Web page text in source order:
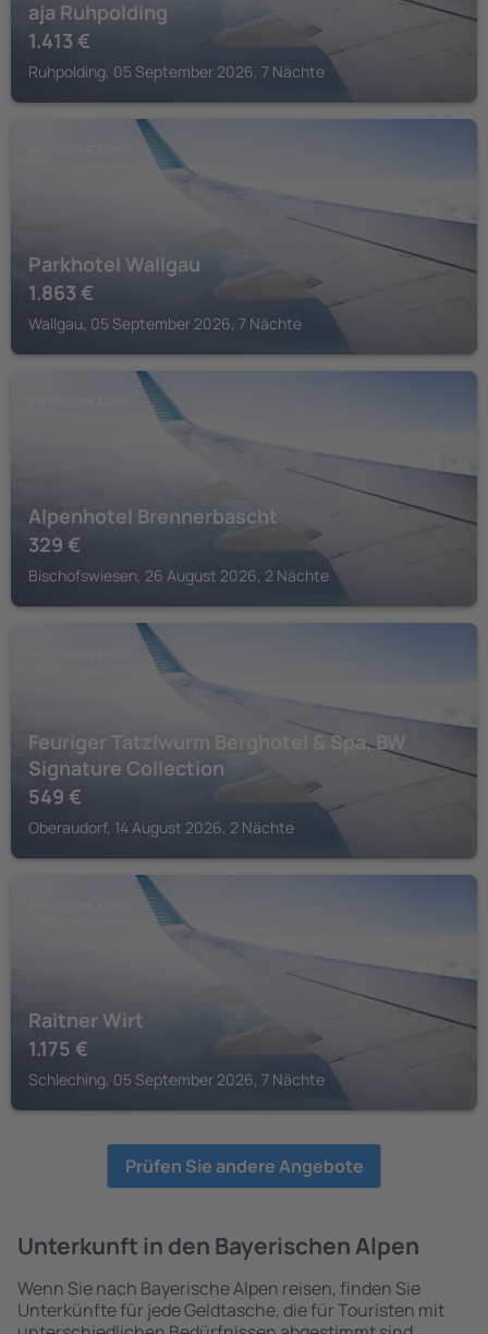
aja Ruhpolding
1.413 €
Ruhpolding, 05 September 2026, 7 Nächte
Parkhotel Wallgau
1.863 €
Wallgau, 05 September 2026, 7 Nächte
Alpenhotel Brennerbascht
329 €
Bischofswiesen, 26 August 2026, 2 Nächte
Feuriger Tatzlwurm Berghotel & Spa, BW
Signature Collection
549 €
Oberaudorf, 14 August 2026, 2 Nächte
Raitner Wirt
1.175 €
Schleching, 05 September 2026, 7 Nächte
Prüfen Sie andere Angebote
Unterkunft in den Bayerischen Alpen
Wenn Sie nach Bayerische Alpen reisen, finden Sie
Unterkünfte für jede Geldtasche, die für Touristen mit